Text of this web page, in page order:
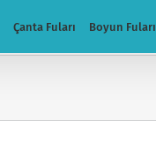
Çanta Fuları Boyun Fuları